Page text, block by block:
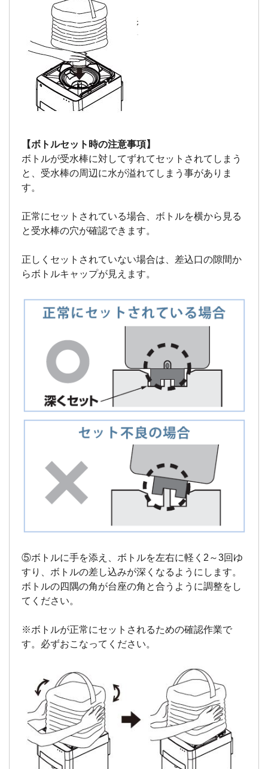
【ボトルセット時の注意事項】
ボトルが受水棒に対してずれてセットされてしまう
と、受水棒の周辺に水が溢れてしまう事がありま
す。
正常にセットされている場合、ボトルを横から見る
と受水棒の穴が確認できます。
正しくセットされていない場合は、差込口の隙間か
らボトルキャップが見えます。
⑤ボトルに手を添え、ボトルを左右に軽く2～3回ゆ
すり、ボトルの差し込みが深くなるようにします。
ボトルの四隅の角が台座の角と合うように調整をし
てください。
※ボトルが正常にセットされるための確認作業で
す。必ずおこなってください。